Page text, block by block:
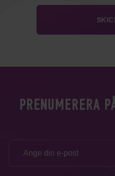
PRENUMERERA